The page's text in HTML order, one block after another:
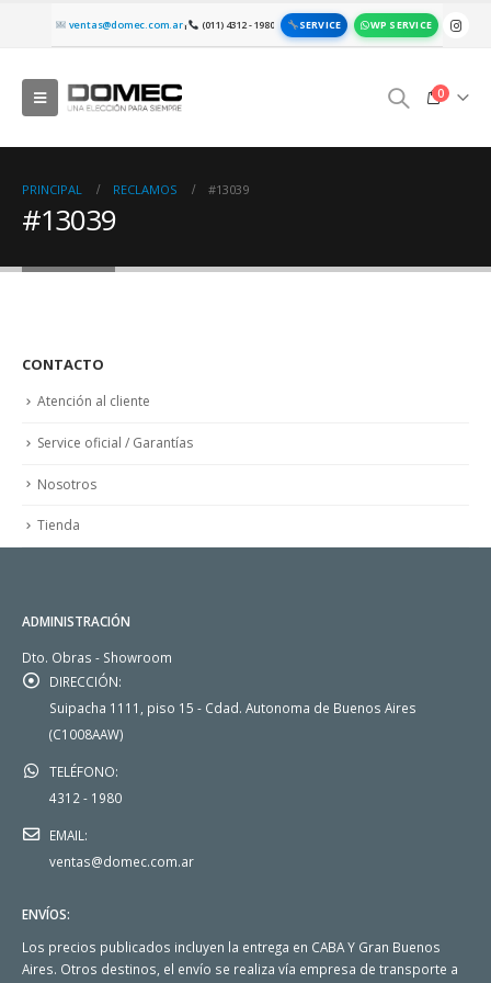
ventas@domec.com.ar| (011) 4312 - 1980 SERVICE WP SERVICE
0
PRINCIPAL RECLAMOS #13039
#13039
CONTACTO
Atención al cliente
Service oficial / Garantías
Nosotros
Tienda
ADMINISTRACIÓN
Dto. Obras - Showroom
DIRECCIÓN:
Suipacha 1111, piso 15 - Cdad. Autonoma de Buenos Aires
(C1008AAW)
TELÉFONO:
4312 - 1980
EMAIL:
ventas@domec.com.ar
ENVÍOS:
Los precios publicados incluyen la entrega en CABA Y Gran Buenos
Aires. Otros destinos, el envío se realiza vía empresa de transporte a